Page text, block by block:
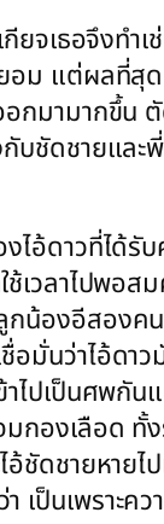
เกียจเธอจึง
ม แต่ผลที่สุด
อกมามากขึ้
บชัดชายแล
ไอ้ดาวที่ได้
เวลาไปพอส
น้องอีสองคน
อมั่นว่าไอ้ดา
าไปเป็นศพกั
กองเลือด ทั้
อ้ชัดชายหาย
เป็นเพราะค